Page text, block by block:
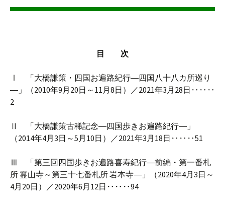
目 次
Ⅰ 「大橋謙策・四国お遍路紀行―四国八十八カ所巡り
―」（2010年9月20日～11月8日）／2021年3月28日‥‥‥
2
Ⅱ 「大橋謙策古稀記念―四国歩きお遍路紀行―」
（2014年4月3日～5月10日）／2021年3月18日‥‥‥51
Ⅲ 「第三回四国歩きお遍路喜寿紀行―前編・第一番札
所 霊山寺～第三十七番札所 岩本寺―」（2020年4月3日～
4月20日）／2020年6月12日‥‥‥94